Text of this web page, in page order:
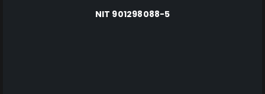
NIT 901298088-5